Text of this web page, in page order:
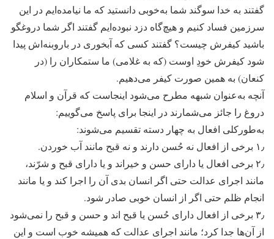
گفتند به خدا سوگند شما به‌خوبی دانستید که ما نیامده‌ایم در این
سرزمین فساد کنیم و هیچ‌گاه دزد نبوده‌ایم گفتند اگر شما دروغگو
باشید کیفرش چیست؟ گفتند کسی که آبخوری در باروبنه‌اش پیدا
شود کیفرش خودِ اوست (که به غلامی) ما ستمکاران را (در
کنعان) به همین صورت کیفر می‌دهیم.
آنچه به‌عنوان شبهه مطرح می‌شود اینجاست که قرآن و اسلام
دروغ را جائز می‌شمارند در اینجا برای پاسخ می‌گوییم:
به‌طور‌کلی افعال به چهار دسته تقسیم می‌شوند:
۱٫ برخی از افعال نه حُسن دارند و نه قبح مانند آب خوردن.
۲٫ برخی افعال یا دارای حسن و خیراند و یا دارای قبح و شرّند،
مانند اجرای عدالت حتی اگر انسان بدی آن را اجرا کند و یا مانند
انجام ظلم حتی اگر از انسان خوبی صادر شود.
۳٫ برخی از افعال دارای حُسن یا قبح اند و حسن و قبح را نمی‌شود
از آن‌ها جدا کرد؛ مانند اجرای عدالت که همیشه خوب است و این